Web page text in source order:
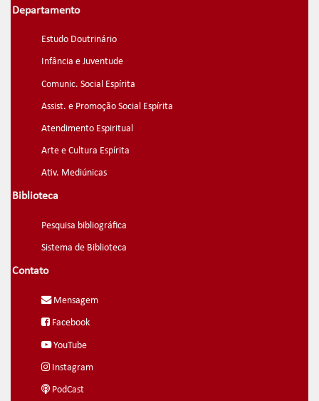
Departamento
Estudo Doutrinário
Infância e Juventude
Comunic. Social Espírita
Assist. e Promoção Social Espírita
Atendimento Espiritual
Arte e Cultura Espírita
Ativ. Mediúnicas
Biblioteca
Pesquisa bibliográfica
Sistema de Biblioteca
Contato
Mensagem
Facebook
YouTube
Instagram
PodCast